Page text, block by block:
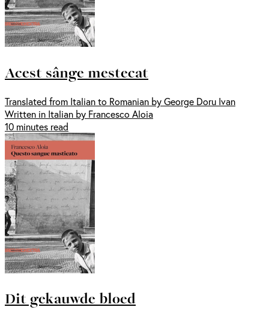
Acest sânge mestecat
Translated from Italian to Romanian by George Doru Ivan
Written in Italian by Francesco Aloia
10 minutes read
Dit gekauwde bloed